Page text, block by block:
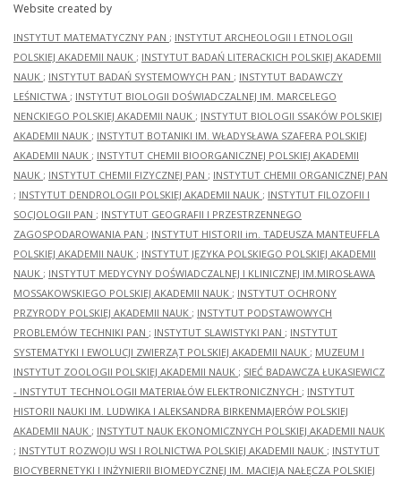
Website created by
INSTYTUT MATEMATYCZNY PAN ; INSTYTUT ARCHEOLOGII I ETNOLOGII
POLSKIEJ AKADEMII NAUK ; INSTYTUT BADAŃ LITERACKICH POLSKIEJ AKADEMII
NAUK ; INSTYTUT BADAŃ SYSTEMOWYCH PAN ; INSTYTUT BADAWCZY
LEŚNICTWA ; INSTYTUT BIOLOGII DOŚWIADCZALNEJ IM. MARCELEGO
NENCKIEGO POLSKIEJ AKADEMII NAUK ; INSTYTUT BIOLOGII SSAKÓW POLSKIEJ
AKADEMII NAUK ; INSTYTUT BOTANIKI IM. WŁADYSŁAWA SZAFERA POLSKIEJ
AKADEMII NAUK ; INSTYTUT CHEMII BIOORGANICZNEJ POLSKIEJ AKADEMII
NAUK ; INSTYTUT CHEMII FIZYCZNEJ PAN ; INSTYTUT CHEMII ORGANICZNEJ PAN
; INSTYTUT DENDROLOGII POLSKIEJ AKADEMII NAUK ; INSTYTUT FILOZOFII I
SOCJOLOGII PAN ; INSTYTUT GEOGRAFII I PRZESTRZENNEGO
ZAGOSPODAROWANIA PAN ; INSTYTUT HISTORII im. TADEUSZA MANTEUFFLA
POLSKIEJ AKADEMII NAUK ; INSTYTUT JĘZYKA POLSKIEGO POLSKIEJ AKADEMII
NAUK ; INSTYTUT MEDYCYNY DOŚWIADCZALNEJ I KLINICZNEJ IM.MIROSŁAWA
MOSSAKOWSKIEGO POLSKIEJ AKADEMII NAUK ; INSTYTUT OCHRONY
PRZYRODY POLSKIEJ AKADEMII NAUK ; INSTYTUT PODSTAWOWYCH
PROBLEMÓW TECHNIKI PAN ; INSTYTUT SLAWISTYKI PAN ; INSTYTUT
SYSTEMATYKI I EWOLUCJI ZWIERZĄT POLSKIEJ AKADEMII NAUK ; MUZEUM I
INSTYTUT ZOOLOGII POLSKIEJ AKADEMII NAUK ; SIEĆ BADAWCZA ŁUKASIEWICZ
- INSTYTUT TECHNOLOGII MATERIAŁÓW ELEKTRONICZNYCH ; INSTYTUT
HISTORII NAUKI IM. LUDWIKA I ALEKSANDRA BIRKENMAJERÓW POLSKIEJ
AKADEMII NAUK ; INSTYTUT NAUK EKONOMICZNYCH POLSKIEJ AKADEMII NAUK
; INSTYTUT ROZWOJU WSI I ROLNICTWA POLSKIEJ AKADEMII NAUK ; INSTYTUT
BIOCYBERNETYKI I INŻYNIERII BIOMEDYCZNEJ IM. MACIEJA NAŁĘCZA POLSKIEJ